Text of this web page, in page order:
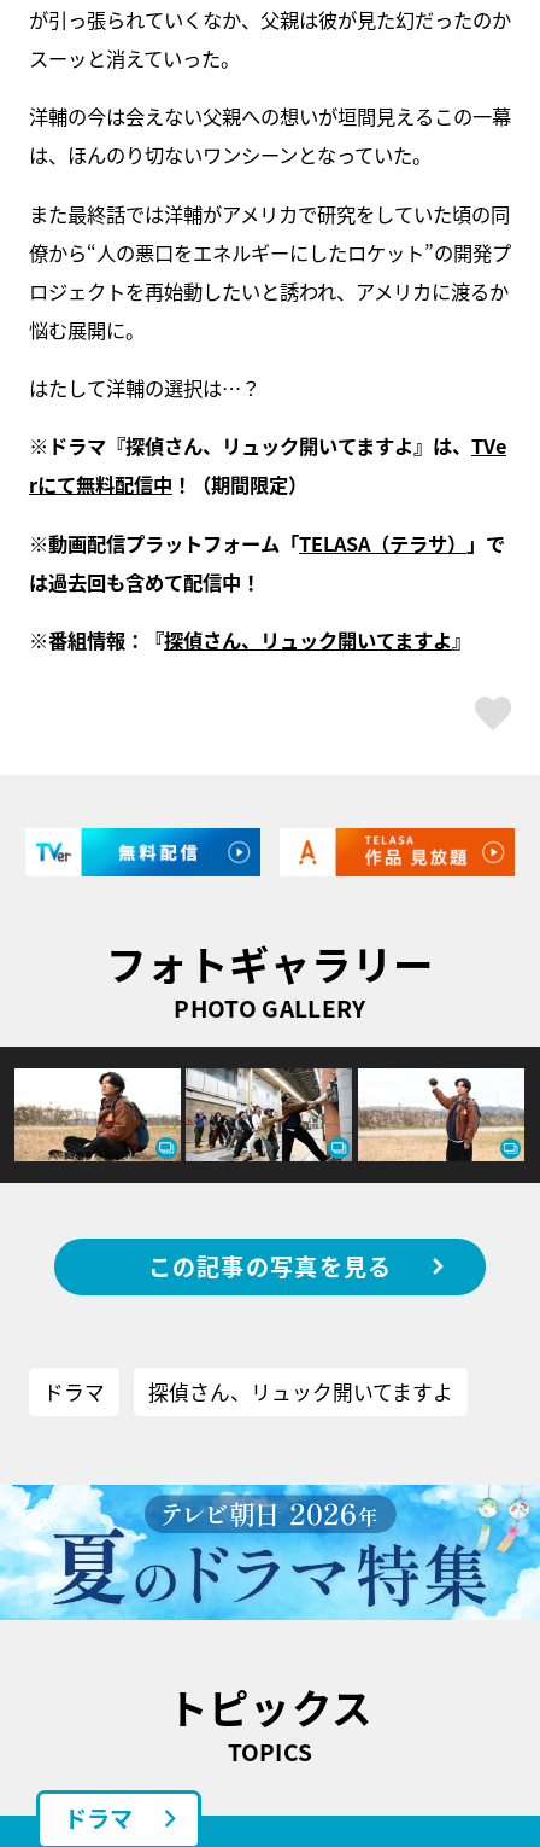
が引っ張られていくなか、父親は彼が見た幻だったのか
スーッと消えていった。
洋輔の今は会えない父親への想いが垣間見えるこの一幕
は、ほんのり切ないワンシーンとなっていた。
また最終話では洋輔がアメリカで研究をしていた頃の同
僚から“人の悪口をエネルギーにしたロケット”の開発プ
ロジェクトを再始動したいと誘われ、アメリカに渡るか
悩む展開に。
はたして洋輔の選択は…？
※ドラマ『探偵さん、リュック開いてますよ』は、 TVe
rにて無料配信中 ！（期間限定）
※動画配信プラットフォーム「TELASA（テラサ） 」で
は過去回も含めて配信中！
※番組情報：『探偵さん、リュック開いてますよ』
フォトギャラリー
PHOTO GALLERY
この記事の写真を見る
ドラマ 探偵さん、リュック開いてますよ
トピックス
TOPICS
ドラマ